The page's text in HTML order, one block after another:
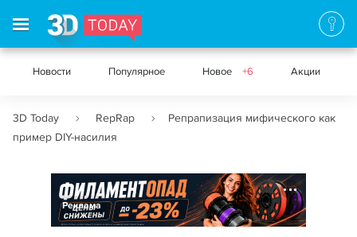
Новости Популярное Новое +6 Акции
3D Today RepRap
Репрапизация мифического как
пример DIY-насилия
Реклама